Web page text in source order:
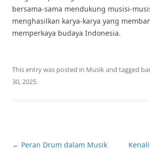
bersama-sama mendukung musisi-
menghasilkan karya-karya yang
memperkaya budaya Indonesia.
This entry was posted in Musikand tagged
30, 2025.
Post
← Peran Drum dalam Musik